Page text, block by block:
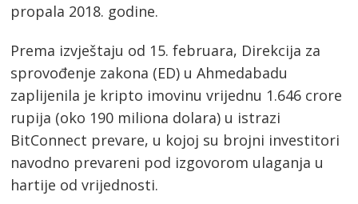
propala 2018. godine.
Prema izvještaju od 15. februara, Direkcija za
sprovođenje zakona (ED) u Ahmedabadu
zaplijenila je kripto imovinu vrijednu 1.646 crore
rupija (oko 190 miliona dolara) u istrazi
BitConnect prevare, u kojoj su brojni investitori
navodno prevareni pod izgovorom ulaganja u
hartije od vrijednosti.